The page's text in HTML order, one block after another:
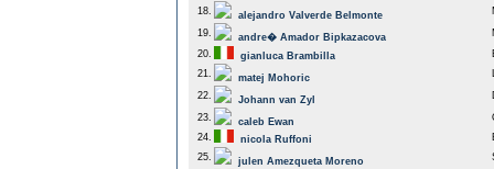
18.
alejandro Valverde Belmonte
19.
andre� Amador Bipkazacova
20.
gianluca Brambilla
21.
matej Mohoric
22.
Johann van Zyl
23.
caleb Ewan
24.
nicola Ruffoni
25.
julen Amezqueta Moreno